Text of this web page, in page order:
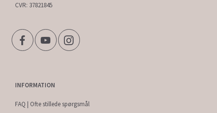
CVR: 37821845
INFORMATION
FAQ | Ofte stillede spørgsmål